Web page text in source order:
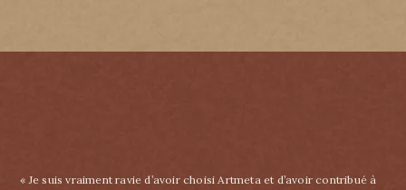
« Je suis vraiment ravie d’avoir choisi Artmeta et d’avoir contribué à